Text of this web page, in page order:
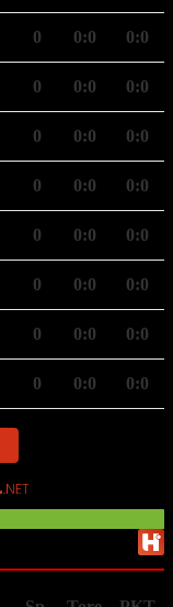
0 0:0 0:0
0 0:0 0:0
0 0:0 0:0
0 0:0 0:0
0 0:0 0:0
0 0:0 0:0
0 0:0 0:0
0 0:0 0:0